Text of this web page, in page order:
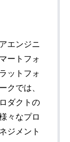
エンジニ
ートフォ
ットフォ
クでは、
ダクトの
々なプロ
ジメント